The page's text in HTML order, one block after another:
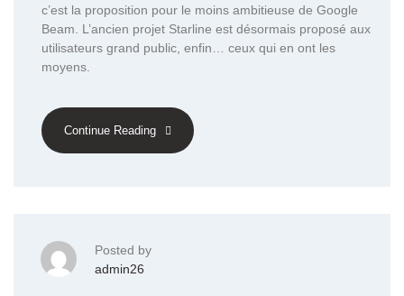
c’est la proposition pour le moins ambitieuse de Google
Beam. L’ancien projet Starline est désormais proposé aux
utilisateurs grand public, enfin… ceux qui en ont les
moyens.
Continue Reading
Posted by
admin26